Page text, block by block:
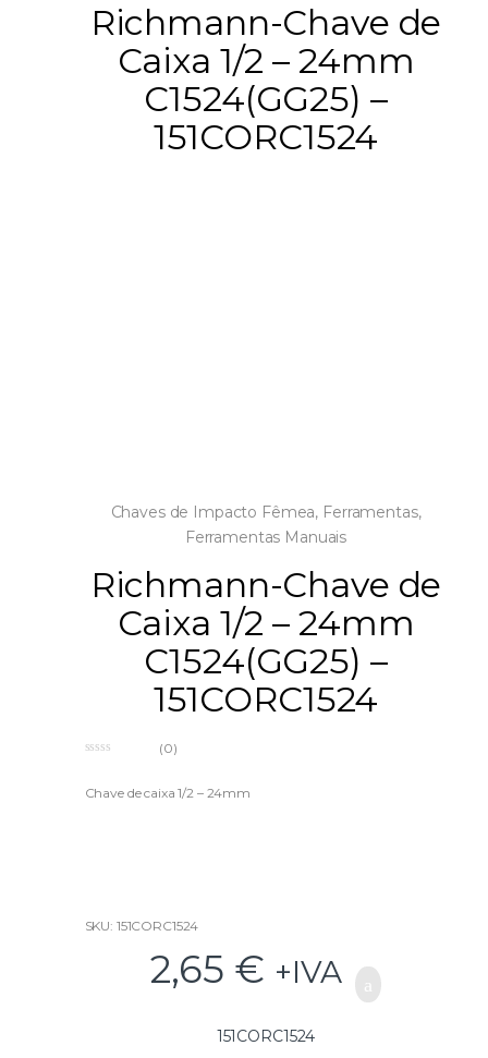
Richmann-Chave de
Caixa 1/2 – 24mm
C1524(GG25) –
151CORC1524
Chaves de Impacto Fêmea, Ferramentas,
Ferramentas Manuais
Richmann-Chave de
Caixa 1/2 – 24mm
C1524(GG25) –
151CORC1524
u
(0)
Chave de caixa 1/2 – 24mm
SKU: 151CORC1524
2,65 € +IVA
151CORC1524